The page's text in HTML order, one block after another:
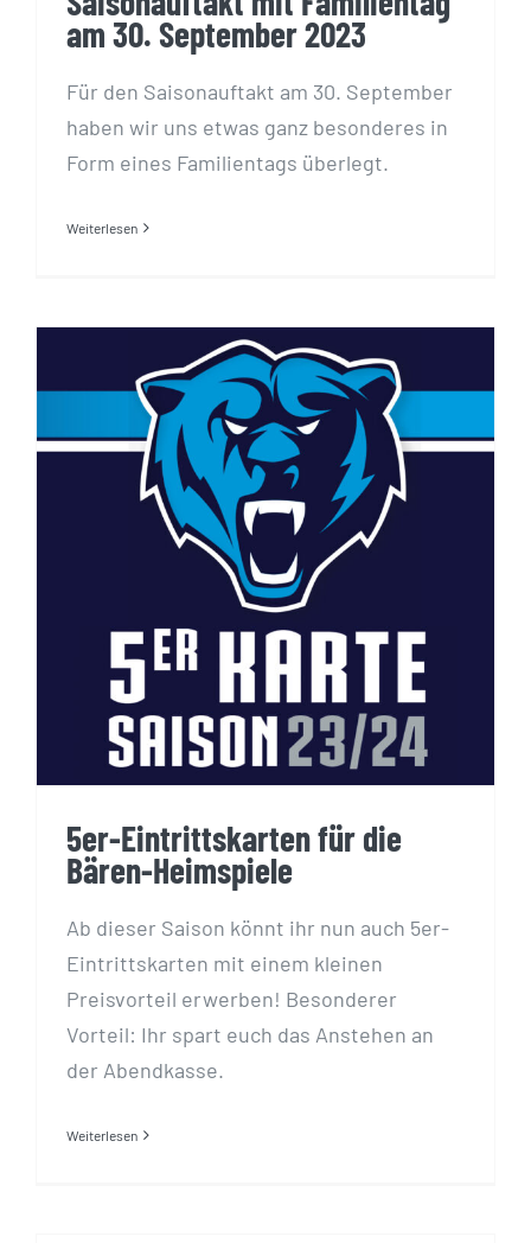
am 30. September 2023
Für den Saisonauftakt am 30. September
haben wir uns etwas ganz besonderes in
Form eines Familientags überlegt.
Weiterlesen
5er-Eintrittskarten für die Bären-
Heimspiele
5er-Eintrittskarten für die
Bären-Heimspiele
Ab dieser Saison könnt ihr nun auch 5er-
Eintrittskarten mit einem kleinen
Preisvorteil erwerben! Besonderer
Vorteil: Ihr spart euch das Anstehen an
der Abendkasse.
Weiterlesen